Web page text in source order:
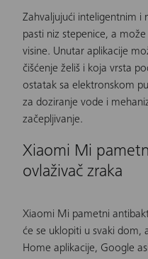
Zahvaljujući inteligentnim i
pasti niz stepenice, a
visine. Unutar aplikacije
čišćenje želiš i koja vrsta
ostatak sa elektronskom
za doziranje vode i
začepljivanje.
Xiaomi Mi
ovlaživač zraka
Xiaomi Mi pametni
će se uklopiti u svaki dom,
Home aplikacije, Google